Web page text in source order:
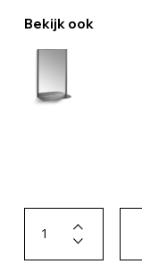
Bekijk ook